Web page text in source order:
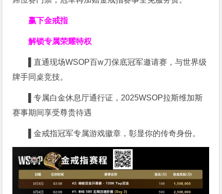
赢下金戒指
解锁专属荣耀特权
直通现场WSOP百w刀保底冠军邀请赛，与世界级
牌手同桌竞技。
▌专属白金休息厅通行证，2025WSOP拉斯维加斯
赛事期间享受尊贵待遇
▌金戒指冠军专属游戏徽章，彰显你的传奇身份。